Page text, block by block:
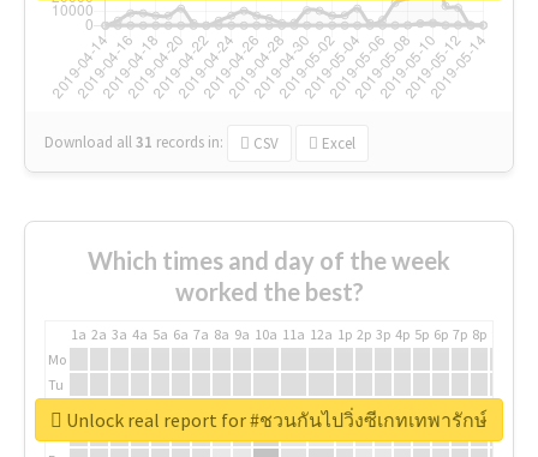
Download all31 records in: CSV Excel
Which times and day of the week
worked the best?
1a 2a 3a 4a 5a 6a 7a 8a 9a 10a 11a 12a 1p 2p 3p 4p 5p 6p 7p 8p
Mo
Tu
We Unlock real report for #ชวนกันไปวิ่งซีเกทเทพารักษ์